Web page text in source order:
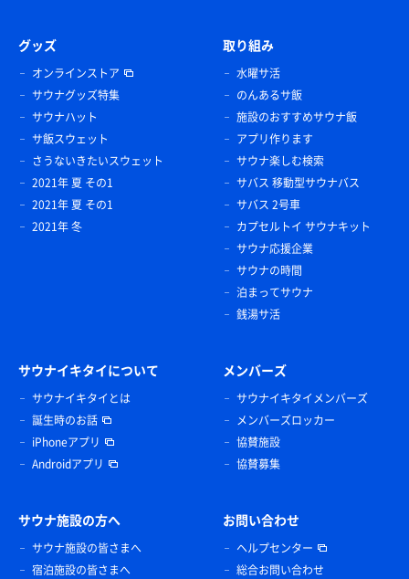
グッズ
オンラインストア
サウナグッズ特集
サウナハット
サ飯スウェット
さうないきたいスウェット
2021年 夏 その1
2021年 夏 その1
2021年 冬
取り組み
水曜サ活
のんあるサ飯
施設のおすすめサウナ飯
アプリ作ります
サウナ楽しむ検索
サバス 移動型サウナバス
サバス 2号車
カプセルトイ サウナキット
サウナ応援企業
サウナの時間
泊まってサウナ
銭湯サ活
サウナイキタイについて
サウナイキタイとは
誕生時のお話
iPhoneアプリ
Androidアプリ
メンバーズ
サウナイキタイメンバーズ
メンバーズロッカー
協賛施設
協賛募集
サウナ施設の方へ
サウナ施設の皆さまへ
宿泊施設の皆さまへ
お問い合わせ
ヘルプセンター
総合お問い合わせ